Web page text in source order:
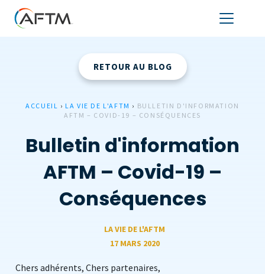
RETOUR AU BLOG
ACCUEIL › LA VIE DE L'AFTM › BULLETIN D'INFORMATION
AFTM – COVID-19 – CONSÉQUENCES
Bulletin d'information
AFTM – Covid-19 –
Conséquences
LA VIE DE L'AFTM
17 MARS 2020
Chers adhérents, Chers partenaires,